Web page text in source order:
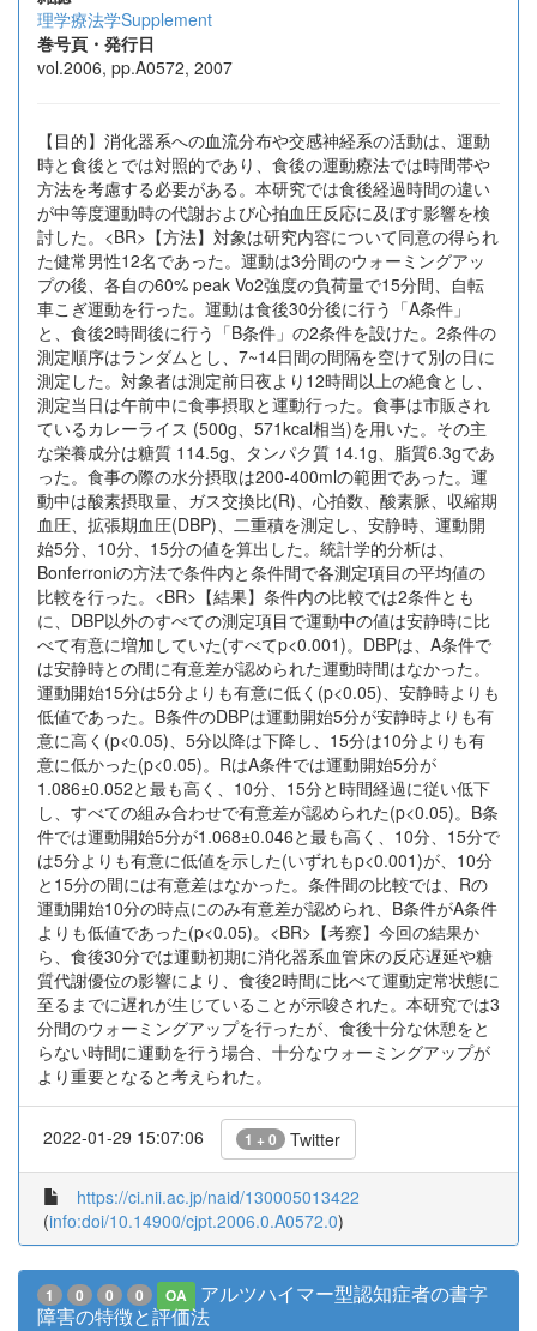
理学療法学Supplement
巻号頁・発行日
vol.2006, pp.A0572, 2007
【目的】消化器系への血流分布や交感神経系の活動は、運動
時と食後とでは対照的であり、食後の運動療法では時間帯や
方法を考慮する必要がある。本研究では食後経過時間の違い
が中等度運動時の代謝および心拍血圧反応に及ぼす影響を検
討した。<BR>【方法】対象は研究内容について同意の得られ
た健常男性12名であった。運動は3分間のウォーミングアッ
プの後、各自の60% peak Vo2強度の負荷量で15分間、自転
車こぎ運動を行った。運動は食後30分後に行う「A条件」
と、食後2時間後に行う「B条件」の2条件を設けた。2条件の
測定順序はランダムとし、7~14日間の間隔を空けて別の日に
測定した。対象者は測定前日夜より12時間以上の絶食とし、
測定当日は午前中に食事摂取と運動行った。食事は市販され
ているカレーライス (500g、571kcal相当)を用いた。その主
な栄養成分は糖質 114.5g、タンパク質 14.1g、脂質6.3gであ
った。食事の際の水分摂取は200-400mlの範囲であった。運
動中は酸素摂取量、ガス交換比(R)、心拍数、酸素脈、収縮期
血圧、拡張期血圧(DBP)、二重積を測定し、安静時、運動開
始5分、10分、15分の値を算出した。統計学的分析は、
Bonferroniの方法で条件内と条件間で各測定項目の平均値の
比較を行った。<BR>【結果】条件内の比較では2条件とも
に、DBP以外のすべての測定項目で運動中の値は安静時に比
べて有意に増加していた(すべてp<0.001)。DBPは、A条件で
は安静時との間に有意差が認められた運動時間はなかった。
運動開始15分は5分よりも有意に低く(p<0.05)、安静時よりも
低値であった。B条件のDBPは運動開始5分が安静時よりも有
意に高く(p<0.05)、5分以降は下降し、15分は10分よりも有
意に低かった(p<0.05)。RはA条件では運動開始5分が
1.086±0.052と最も高く、10分、15分と時間経過に従い低下
し、すべての組み合わせで有意差が認められた(p<0.05)。B条
件では運動開始5分が1.068±0.046と最も高く、10分、15分で
は5分よりも有意に低値を示した(いずれもp<0.001)が、10分
と15分の間には有意差はなかった。条件間の比較では、Rの
運動開始10分の時点にのみ有意差が認められ、B条件がA条件
よりも低値であった(p<0.05)。<BR>【考察】今回の結果か
ら、食後30分では運動初期に消化器系血管床の反応遅延や糖
質代謝優位の影響により、食後2時間に比べて運動定常状態に
至るまでに遅れが生じていることが示唆された。本研究では3
分間のウォーミングアップを行ったが、食後十分な休憩をと
らない時間に運動を行う場合、十分なウォーミングアップが
より重要となると考えられた。
2022-01-29 15:07:06 1 + 0 Twitter
https://ci.nii.ac.jp/naid/130005013422
(info:doi/10.14900/cjpt.2006.0.A0572.0)
1 0 0 0 OA
アルツハイマー型認知症者の書字
障害の特徴と評価法